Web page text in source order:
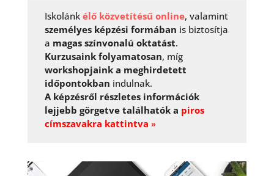
Iskolánk élő közvetítésű online, valamint
személyes képzési formában is biztosítja
a magas színvonalú oktatást.
Kurzusaink folyamatosan, míg
workshopjaink a meghirdetett
időpontokban indulnak.
A képzésről részletes információk
lejjebb görgetve találhatók a piros
címszavakra kattintva »